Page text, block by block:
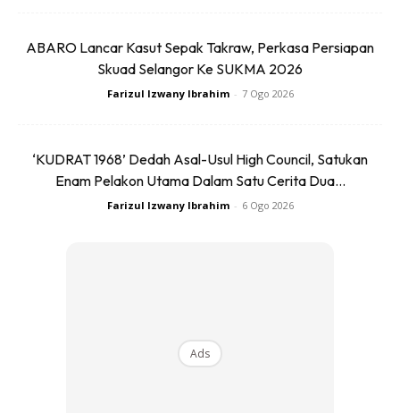
Ads
sedang tidur mati,” ujarnya lagi.
ABARO Lancar Kasut Sepak Takraw, Perkasa Persiapan
Skuad Selangor Ke SUKMA 2026
Farizul Izwany Ibrahim - 7 Ogo 2026
‘KUDRAT 1968’ Dedah Asal-Usul High Council, Satukan
Enam Pelakon Utama Dalam Satu Cerita Dua...
Farizul Izwany Ibrahim - 6 Ogo 2026
Ads